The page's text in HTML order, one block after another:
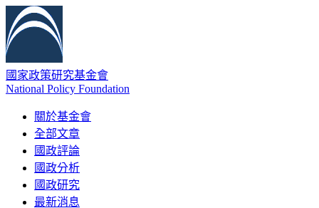
國家政策研究基金會
National Policy Foundation
關於基金會
全部文章
國政評論
國政分析
國政研究
最新消息